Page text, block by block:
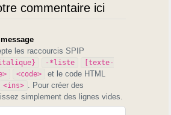
commentaire ici
les raccourcis SPIP
-*liste
[texte-
<code> et le code HTML
<ins>
. Pour créer des
simplement des lignes vides.